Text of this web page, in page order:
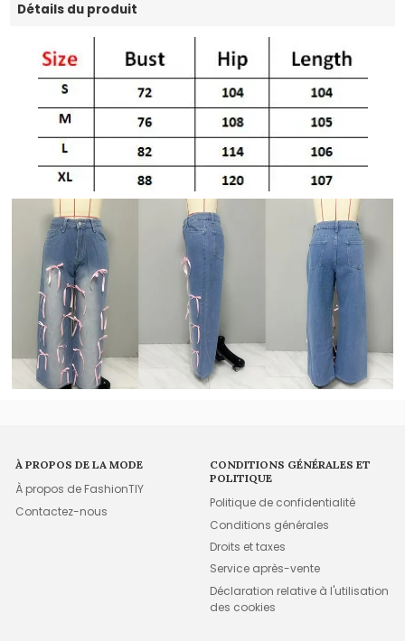
Détails du produit
À PROPOS DE LA MODE
À propos de FashionTIY
Contactez-nous
CONDITIONS GÉNÉRALES ET
POLITIQUE
Politique de confidentialité
Conditions générales
Droits et taxes
Service après-vente
Déclaration relative à l'utilisation
des cookies